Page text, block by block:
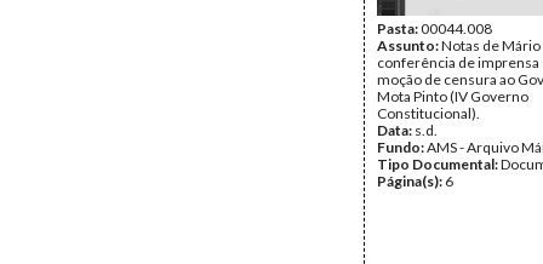
Pasta:00044.008
Assunto:Notas de Mário
conferência de imprensa
moção de censura ao
Mota Pinto (IV Governo
Constitucional).
Data: s.d.
Fundo:AMS - Arquivo
Tipo Documental:
Página(s): 6